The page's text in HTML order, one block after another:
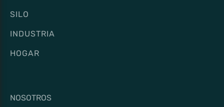
SILO
INDUSTRIA
HOGAR
NOSOTROS